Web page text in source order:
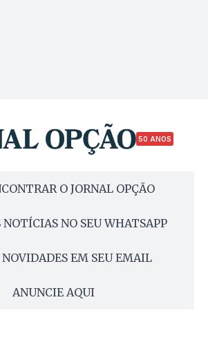
50 ANOS
O JORNAL OPÇÃO
NOTÍCIAS NO SEU WHATSAPP
NOVIDADES EM SEU EMAIL
ANUNCIE AQUI